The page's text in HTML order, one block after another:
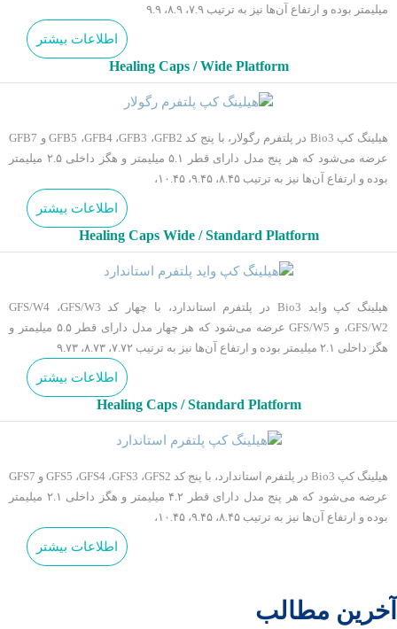
میلیمتر بوده و ارتفاع آن‌ها نیز به ترتیب ۷.۹، ۸.۹، ۹.۹
اطلاعات بیشتر
Healing Caps / Wide Platform
هیلینگ کپ Bio3 در پلتفرم رگولار، با پنج کد GFB5 ،GFB4 ،GFB3 ،GFB2 و GFB7
عرضه می‌شود که هر پنج مدل دارای قطر ۵.۱ میلیمتر و هگز داخلی ۲.۵ میلیمتر
بوده و ارتفاع آن‌ها نیز به ترتیب ۸.۴۵، ۹.۴۵، ۱۰.۴۵،
اطلاعات بیشتر
Healing Caps Wide / Standard Platform
هیلینگ کپ واید Bio3 در پلتفرم استاندارد، با چهار کد GFS/W4 ،GFS/W3
،GFS/W2 و GFS/W5 عرضه می‌شود که هر چهار مدل دارای قطر ۵.۵ میلیمتر و
هگز داخلی ۲.۱ میلیمتر بوده و ارتفاع آن‌ها نیز به ترتیب ۷.۷۲، ۸.۷۳، ۹.۷۳
اطلاعات بیشتر
Healing Caps / Standard Platform
هیلینگ کپ Bio3 در پلتفرم استاندارد، با پنج کد GFS5 ،GFS4 ،GFS3 ،GFS2 و GFS7
عرضه می‌شود که هر پنج مدل دارای قطر ۴.۲ میلیمتر و هگز داخلی ۲.۱ میلیمتر
بوده و ارتفاع آن‌ها نیز به ترتیب ۸.۴۵، ۹.۴۵، ۱۰.۴۵،
اطلاعات بیشتر
آخرین مطالب